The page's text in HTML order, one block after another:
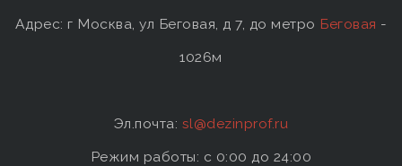
Адрес: г Москва, ул Беговая, д 7, до метро Беговая -
1026м
Эл.почта: sl@dezinprof.ru
Режим работы: c 0:00 до 24:00